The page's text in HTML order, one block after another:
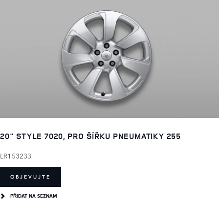
20" STYLE 7020, PRO ŠÍŘKU PNEUMATIKY 255
LR153233
OBJEVUJTE
PŘIDAT NA SEZNAM